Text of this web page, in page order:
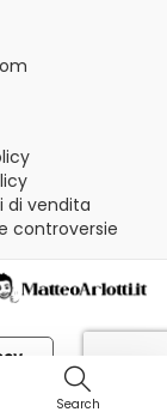
Search
di vendita
controversie